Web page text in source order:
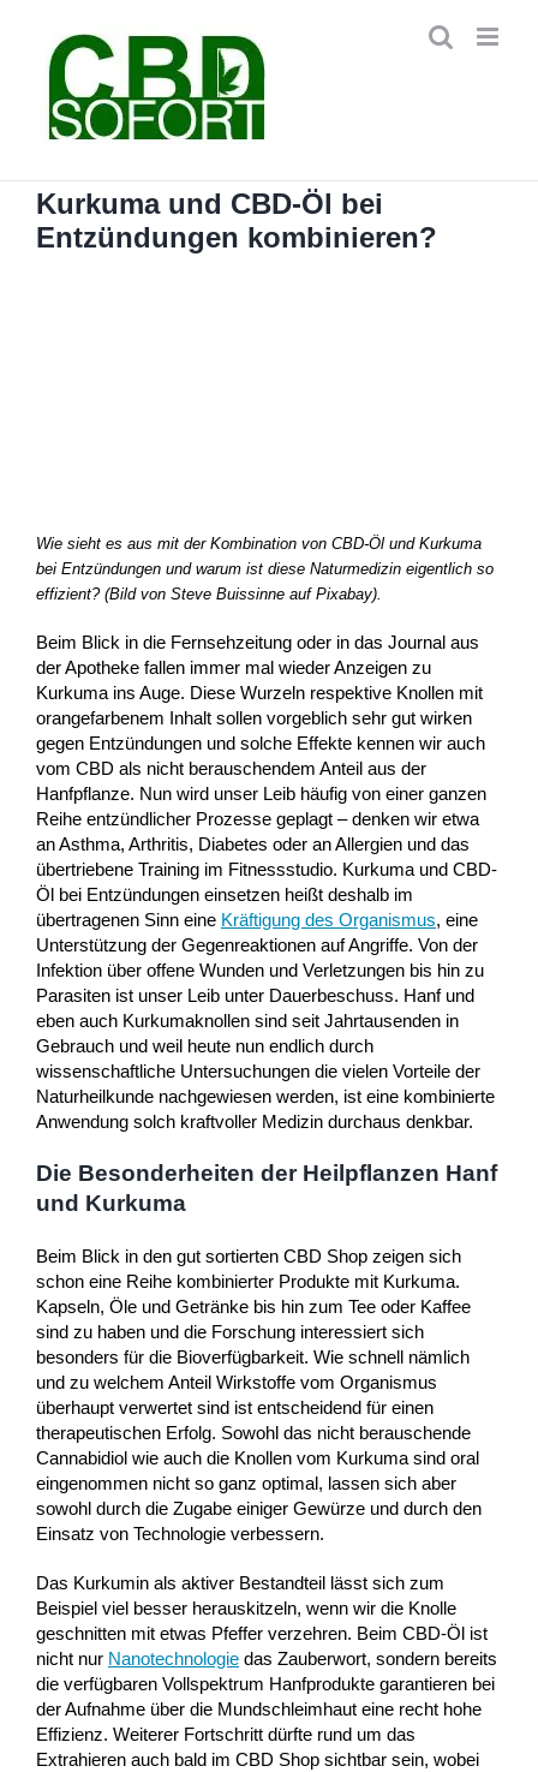
springen
Kurkuma und CBD-Öl bei
Entzündungen kombinieren?
Wie sieht es aus mit der Kombination von CBD-Öl und Kurkuma
bei Entzündungen und warum ist diese Naturmedizin eigentlich so
effizient? (Bild von Steve Buissinne auf Pixabay).
Beim Blick in die Fernsehzeitung oder in das Journal aus
der Apotheke fallen immer mal wieder Anzeigen zu
Kurkuma ins Auge. Diese Wurzeln respektive Knollen mit
orangefarbenem Inhalt sollen vorgeblich sehr gut wirken
gegen Entzündungen und solche Effekte kennen wir auch
vom CBD als nicht berauschendem Anteil aus der
Hanfpflanze. Nun wird unser Leib häufig von einer ganzen
Reihe entzündlicher Prozesse geplagt – denken wir etwa
an Asthma, Arthritis, Diabetes oder an Allergien und das
übertriebene Training im Fitnessstudio. Kurkuma und CBD-
Öl bei Entzündungen einsetzen heißt deshalb im
übertragenen Sinn eine Kräftigung des Organismus, eine
Unterstützung der Gegenreaktionen auf Angriffe. Von der
Infektion über offene Wunden und Verletzungen bis hin zu
Parasiten ist unser Leib unter Dauerbeschuss. Hanf und
eben auch Kurkumaknollen sind seit Jahrtausenden in
Gebrauch und weil heute nun endlich durch
wissenschaftliche Untersuchungen die vielen Vorteile der
Naturheilkunde nachgewiesen werden, ist eine kombinierte
Anwendung solch kraftvoller Medizin durchaus denkbar.
Die Besonderheiten der Heilpflanzen Hanf
und Kurkuma
Beim Blick in den gut sortierten CBD Shop zeigen sich
schon eine Reihe kombinierter Produkte mit Kurkuma.
Kapseln, Öle und Getränke bis hin zum Tee oder Kaffee
sind zu haben und die Forschung interessiert sich
besonders für die Bioverfügbarkeit. Wie schnell nämlich
und zu welchem Anteil Wirkstoffe vom Organismus
überhaupt verwertet sind ist entscheidend für einen
therapeutischen Erfolg. Sowohl das nicht berauschende
Cannabidiol wie auch die Knollen vom Kurkuma sind oral
eingenommen nicht so ganz optimal, lassen sich aber
sowohl durch die Zugabe einiger Gewürze und durch den
Einsatz von Technologie verbessern.
Das Kurkumin als aktiver Bestandteil lässt sich zum
Beispiel viel besser herauskitzeln, wenn wir die Knolle
geschnitten mit etwas Pfeffer verzehren. Beim CBD-Öl ist
nicht nur Nanotechnologie das Zauberwort, sondern bereits
die verfügbaren Vollspektrum Hanfprodukte garantieren bei
der Aufnahme über die Mundschleimhaut eine recht hohe
Effizienz. Weiterer Fortschritt dürfte rund um das
Extrahieren auch bald im CBD Shop sichtbar sein, wobei